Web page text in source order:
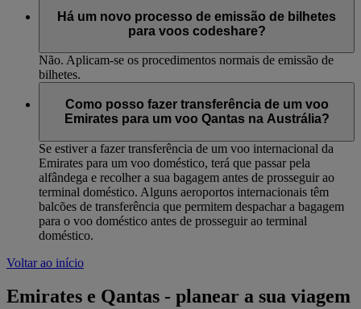
Há um novo processo de emissão de bilhetes
para voos codeshare?
Não. Aplicam-se os procedimentos normais de emissão de
bilhetes.
Como posso fazer transferência de um voo
Emirates para um voo Qantas na Austrália?
Se estiver a fazer transferência de um voo internacional da
Emirates para um voo doméstico, terá que passar pela
alfândega e recolher a sua bagagem antes de prosseguir ao
terminal doméstico. Alguns aeroportos internacionais têm
balcões de transferência que permitem despachar a bagagem
para o voo doméstico antes de prosseguir ao terminal
doméstico.
Voltar ao início
Emirates e Qantas - planear a sua viagem